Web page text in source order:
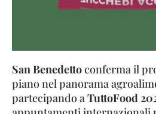
San Benedettoconferma il
piano nel panorama
partecipando aTuttoFood